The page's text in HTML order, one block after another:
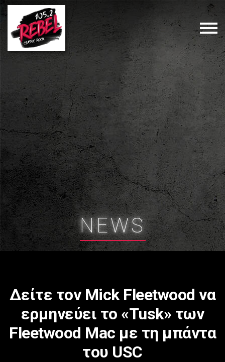
NEWS
Δείτε τον Mick Fleetwood να
ερμηνεύει το «Tusk» των
Fleetwood Mac με τη μπάντα
του USC